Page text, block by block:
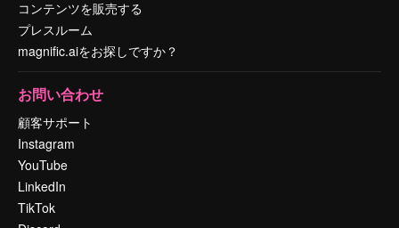
コンテンツを販売する
プレスルーム
magnific.aiをお探しですか？
お問い合わせ
顧客サポート
Instagram
YouTube
LinkedIn
TikTok